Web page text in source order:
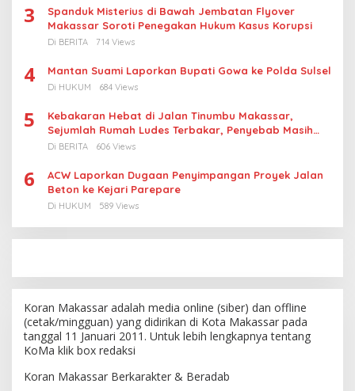
3
Spanduk Misterius di Bawah Jembatan Flyover
Makassar Soroti Penegakan Hukum Kasus Korupsi
Di BERITA 714 Views
4 Mantan Suami Laporkan Bupati Gowa ke Polda Sulsel
Di HUKUM 684 Views
5
Kebakaran Hebat di Jalan Tinumbu Makassar,
Sejumlah Rumah Ludes Terbakar, Penyebab Masih
Diselidiki
Di BERITA 606 Views
6
ACW Laporkan Dugaan Penyimpangan Proyek Jalan
Beton ke Kejari Parepare
Di HUKUM 589 Views
Koran Makassar adalah media online (siber) dan offline
(cetak/mingguan) yang didirikan di Kota Makassar pada
tanggal 11 Januari 2011. Untuk lebih lengkapnya tentang
KoMa klik box redaksi
Koran Makassar Berkarakter & Beradab